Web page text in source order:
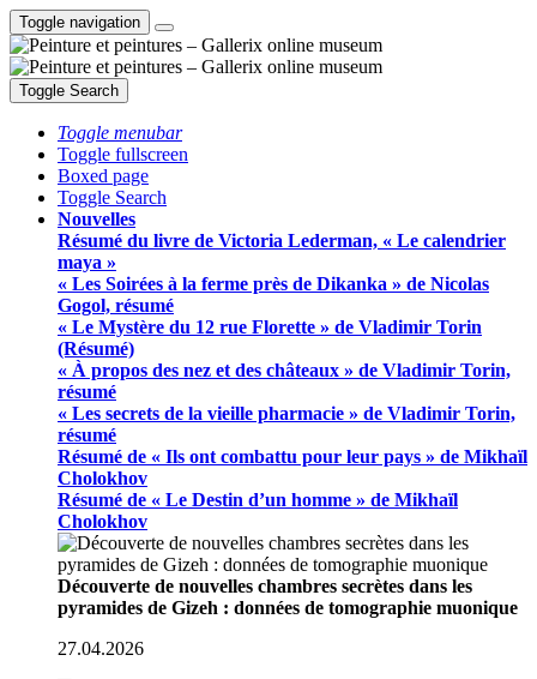
Toggle navigation
Toggle Search
Toggle menubar
Toggle fullscreen
Boxed page
Toggle Search
Nouvelles
Résumé du livre de Victoria Lederman, « Le calendrier
maya »
« Les Soirées à la ferme près de Dikanka » de Nicolas
Gogol, résumé
« Le Mystère du 12 rue Florette » de Vladimir Torin
(Résumé)
« À propos des nez et des châteaux » de Vladimir Torin,
résumé
« Les secrets de la vieille pharmacie » de Vladimir Torin,
résumé
Résumé de « Ils ont combattu pour leur pays » de Mikhaïl
Cholokhov
Résumé de « Le Destin d’un homme » de Mikhaïl
Cholokhov
Découverte de nouvelles chambres secrètes dans les
pyramides de Gizeh : données de tomographie muonique
27.04.2026